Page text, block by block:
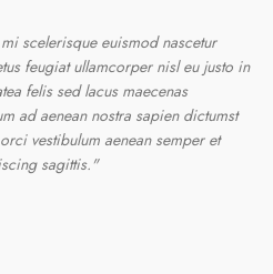
scelerisque euismod nascetur
feugiat ullamcorper nisl eu justo in
felis sed lacus maecenas
ad aenean nostra sapien dictumst
vestibulum aenean semper et
sagittis."